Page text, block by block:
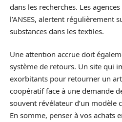
dans les recherches. Les
l’ANSES, alertent régulièrement
substances dans les textiles.
Une attention accrue doit
système de retours. Un site qui
exorbitants pour retourner un
coopératif face à une demande
souvent révélateur d’un modèle
En somme, penser à vos achats